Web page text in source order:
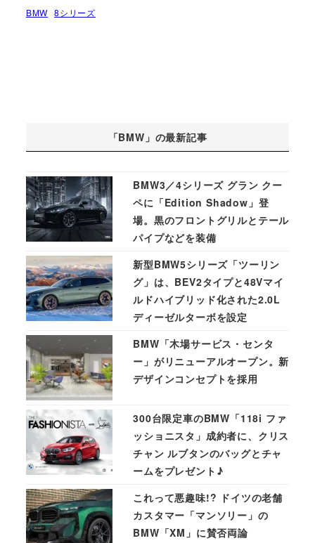
BMW 8シリーズ
「BMW」の最新記事
BMW3／4シリーズ グラン クー
ペに「Edition Shadow」登
場。黒のフロントグリルとテール
パイプなどを装備
新型BMW5シリーズ「ツーリン
グ」は、BEV2タイプと48Vマイ
ルドハイブリッド化された2.0L
ディーゼルターボを設定
BMW「木場サービス・センタ
ー」がリニューアルオープン。新
デザインコンセプトを採用
300台限定車のBMW「118i ファ
ッショニスタ」成約者に、クリス
チャン ルブタンのバッグとチャ
ームをプレゼント♪
これって悪趣味!? ドイツの老舗
カスタマー「マンソリー」の
BMW「XM」に賛否両論